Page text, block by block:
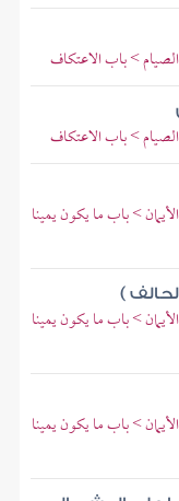
> باب الاعتكاف
> باب الاعتكاف
> باب ما يكون يمينا
)
> باب ما يكون يمينا
> باب ما يكون يمينا